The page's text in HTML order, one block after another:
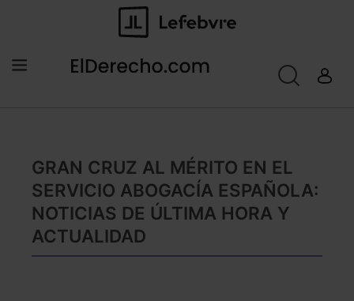
GRAN CRUZ AL MÉRITO EN EL
SERVICIO ABOGACÍA ESPAÑOLA:
NOTICIAS DE ÚLTIMA HORA Y
ACTUALIDAD